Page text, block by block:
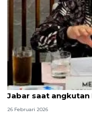
Kemenhub
Jabar saat angkutan
26 Februari 2026